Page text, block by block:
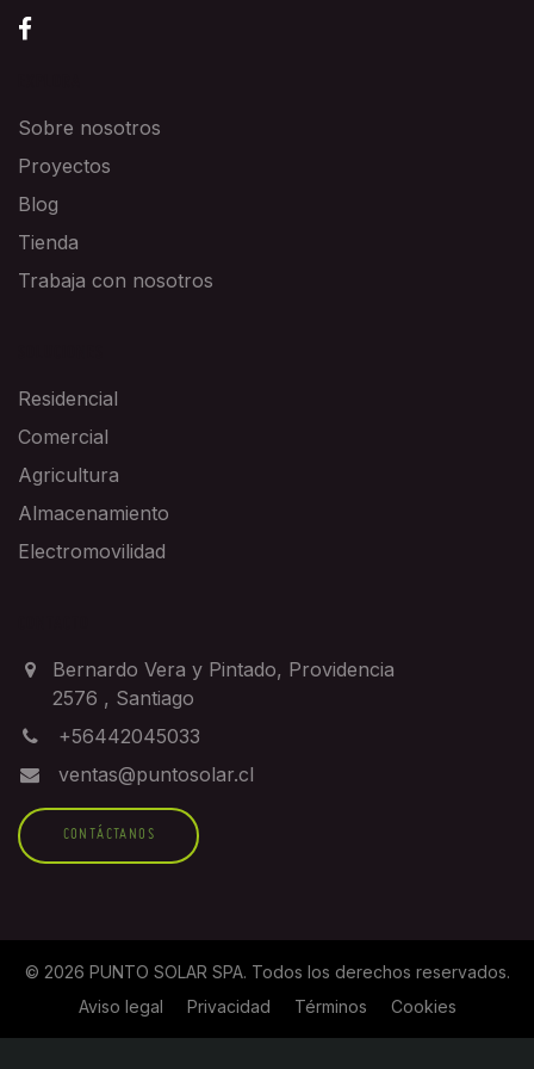
Sobre nosotros
Proyectos
Blog
Tienda
Trabaja con nosotros
Residencial
Comercial
Agricultura
Almacenamiento
Electromovilidad
Bernardo Vera y Pintado, Providencia
2576 , Santiago
+56442045033
ventas@puntosolar.cl
CONTÁCTANOS
© 2026 PUNTO SOLAR SPA. Todos los derechos reservados.
Aviso legal
Privacidad Términos Cookies